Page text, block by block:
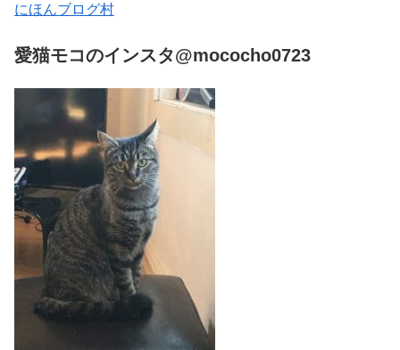
にほんブログ村
愛猫モコのインスタ@mococho0723